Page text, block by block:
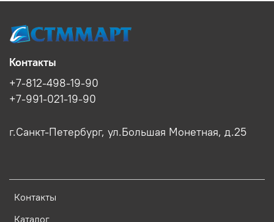
Контакты
Каталог
Контакты
+7-812-498-19-90
+7-991-021-19-90
г.Санкт-Петербург, ул.Большая Монетная, д.25